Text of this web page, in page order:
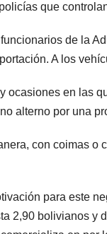
que
de la
A los
ocasiones en las
alterno por una
con coimas o
para este
2,90 bolivianos y